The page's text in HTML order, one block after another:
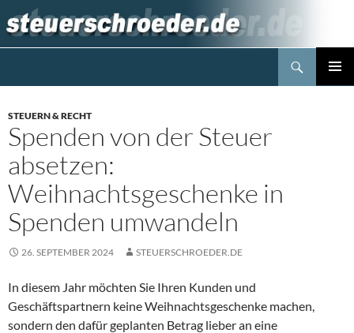
Inhalt
springen
STEUERN & RECHT
Spenden von der Steuer
absetzen:
Weihnachtsgeschenke in
Spenden umwandeln
26. SEPTEMBER 2024 STEUERSCHROEDER.DE
In diesem Jahr möchten Sie Ihren Kunden und
Geschäftspartnern keine Weihnachtsgeschenke machen,
sondern den dafür geplanten Betrag lieber an eine